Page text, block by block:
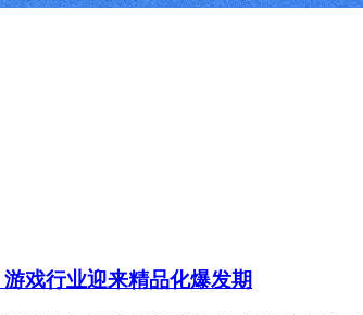
戏行业迎来精品化爆发期